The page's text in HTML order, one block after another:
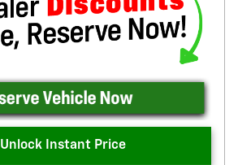
Unlock Instant Price